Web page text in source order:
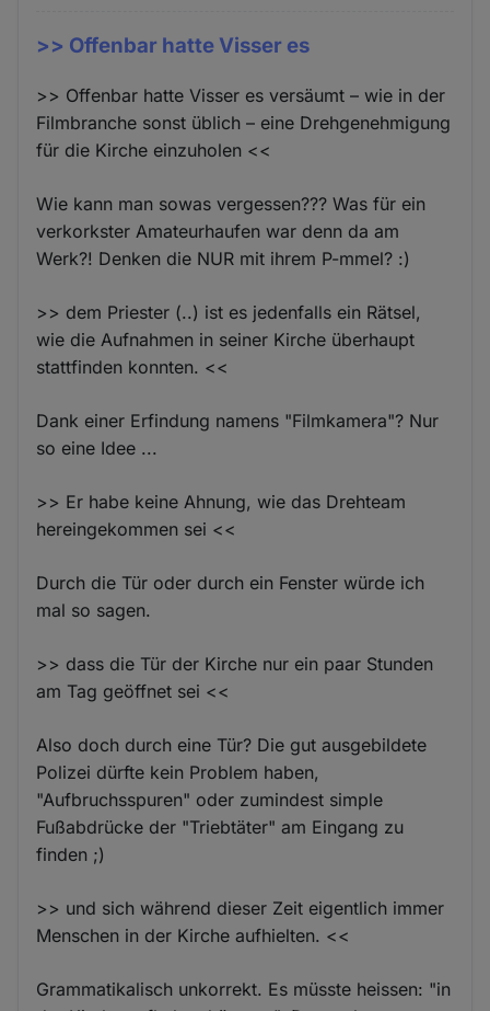
>> Offenbar hatte Visser es
>> Offenbar hatte Visser es versäumt – wie in der
Filmbranche sonst üblich – eine Drehgenehmigung
für die Kirche einzuholen <<
Wie kann man sowas vergessen??? Was für ein
verkorkster Amateurhaufen war denn da am
Werk?! Denken die NUR mit ihrem P-mmel? :)
>> dem Priester (..) ist es jedenfalls ein Rätsel,
wie die Aufnahmen in seiner Kirche überhaupt
stattfinden konnten. <<
Dank einer Erfindung namens "Filmkamera"? Nur
so eine Idee ...
>> Er habe keine Ahnung, wie das Drehteam
hereingekommen sei <<
Durch die Tür oder durch ein Fenster würde ich
mal so sagen.
>> dass die Tür der Kirche nur ein paar Stunden
am Tag geöffnet sei <<
Also doch durch eine Tür? Die gut ausgebildete
Polizei dürfte kein Problem haben,
"Aufbruchsspuren" oder zumindest simple
Fußabdrücke der "Triebtäter" am Eingang zu
finden ;)
>> und sich während dieser Zeit eigentlich immer
Menschen in der Kirche aufhielten. <<
Grammatikalisch unkorrekt. Es müsste heissen: "in